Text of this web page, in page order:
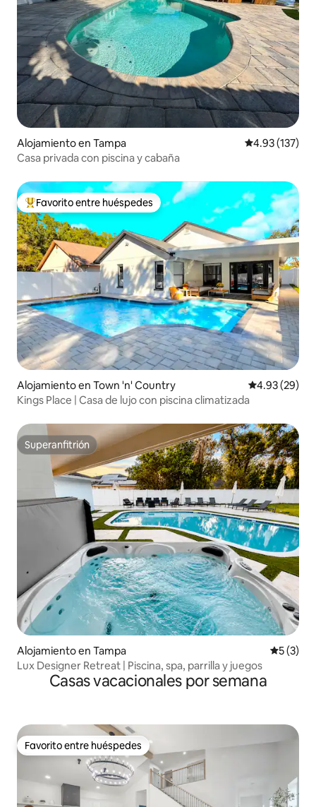
Alojamiento en Tampa Calificación
4.93 (137)
Casa privada con piscina y cabaña
Favorito entre huéspedes preferido
Favorito entre huéspedes
Alojamiento en Town 'n' Country Calificación
4.93 (29)
Kings Place | Casa de lujo con piscina climatizada
Superanfitrión
Superanfitrión
Alojamiento en Tampa
5 (3)
Lux Designer Retreat | Piscina, spa, parrilla y juegos
Casas vacacionales por semana
Favorito entre huéspedes
Favorito entre huéspedes